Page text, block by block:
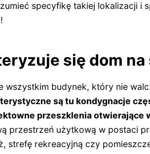
specyfikę takiej lokalizacji i
się dom na
wszystkim budynek, który nie
są tu kondygnacje
przeszklenia otwierające
przestrzeń użytkową w postaci
strefę rekreacyjną czy